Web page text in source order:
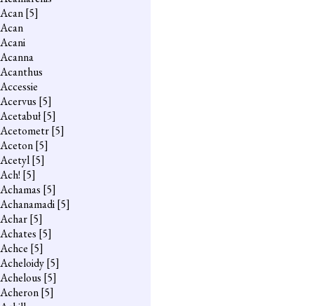
Acan[5]
Acan
Acani
Acanna
Acanthus
Accessie
Acervus [5]
Acetabuł[5]
Acetometr[5]
Aceton[5]
Acetyl[5]
Ach! [5]
Achamas [5]
Achanamadi[5]
Achar[5]
Achates [5]
Achce [5]
Acheloidy[5]
Achelous [5]
Acheron[5]